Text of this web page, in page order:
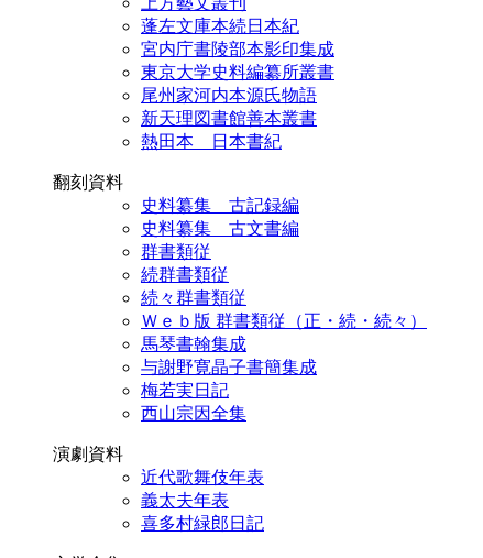
蓬左文庫本続日本紀
宮内庁書陵部本影印集成
東京大学史料編纂所叢書
尾州家河内本源氏物語
新天理図書館善本叢書
熱田本 日本書紀
翻刻資料
史料纂集 古記録編
史料纂集 古文書編
群書類従
続群書類従
続々群書類従
Ｗｅｂ版 群書類従（正・続・続々）
馬琴書翰集成
与謝野寛晶子書簡集成
梅若実日記
西山宗因全集
演劇資料
近代歌舞伎年表
義太夫年表
喜多村緑郎日記